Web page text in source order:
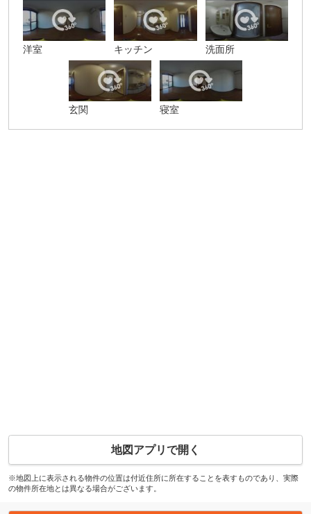
洋室 キッチン 洗面所
玄関 寝室
地図アプリで開く
※地図上に表示される物件の位置は付近住所に所在することを表すものであり、実際
の物件所在地とは異なる場合がございます。